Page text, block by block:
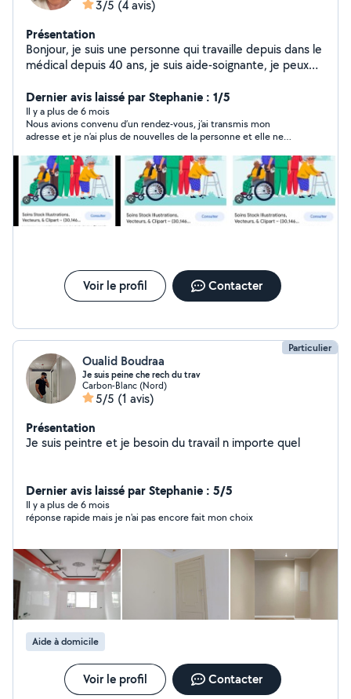
3/5 (4 avis)
Présentation
Bonjour, je suis une personne qui travaille depuis dans le
médical depuis 40 ans, je suis aide-soignante, je peux
accompagner, elle a rendez-vous les emmener en
course ou autre chose tout ce que vous avez besoin je
fais aussi, je faire des gardes de nuit accompagnée dans
la journée si il y a besoin d'une présence et autre
Dernier avis laissé par Stephanie : 1/5
Il y a plus de 6 mois
Nous avions convenu d’un rendez-vous, j’ai transmis mon
adresse et je n’ai plus de nouvelles de la personne et elle ne
que je rencontre cela sur ce site, j’en conclus que ce n’est pas
sérieux, surtout les points, et je trouve incorrect de la part de
Madame Sylvia, de ne pas avoir donné de nouvelles alors qu’elle
a lu mes messages
Voir le profil Contacter
Particulier
Oualid Boudraa
Je suis peine che rech du trav
Carbon-Blanc (Nord)
5/5 (1 avis)
Présentation
Je suis peintre et je besoin du travail n importe quel
Dernier avis laissé par Stephanie : 5/5
Il y a plus de 6 mois
réponse rapide mais je n'ai pas encore fait mon choix
Aide à domicile
Voir le profil Contacter